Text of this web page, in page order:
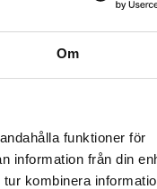
Om
funktioner för
information från din
kombinera
89 kr.)
A-Creme
A-CREME
89